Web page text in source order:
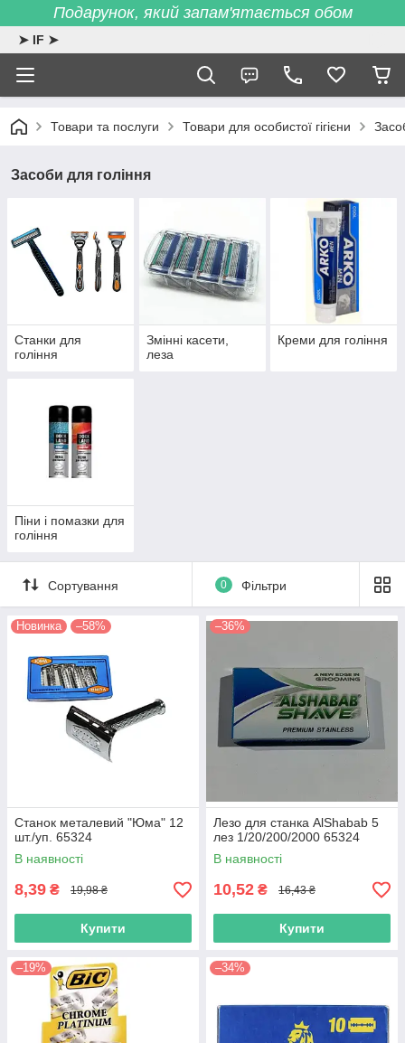
Подарунок, який запам'ятається обом
➤ IF ➤
Товари та послуги Товари для особистої гігієни
Засоби для гоління
Станки для
гоління
Змінні касети,
леза
Креми для гоління
Піни і помазки для
гоління
Сортування 0 Фільтри
Новинка –58%
Станок металевий "Юма" 12
шт./уп. 65324
В наявності
8,39 ₴ 19,98 ₴
Купити
–36%
Лезо для станка AlShabab 5
лез 1/20/200/2000 65324
В наявності
10,52 ₴ 16,43 ₴
Купити
–19% –34%